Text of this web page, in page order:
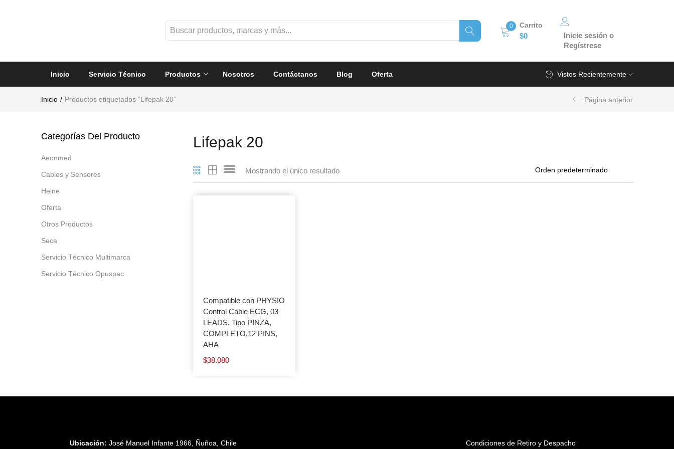
Inicie sesión o
Regístrese
0 Carrito
$0
Inicio Servicio Técnico Productos Nosotros Contáctanos Blog Oferta Vistos Recientemente
Inicio Productos etiquetados “Lifepak 20” Página anterior
Lifepak 20
Mostrando el único resultado
Compatible con PHYSIO
Control Cable ECG, 03
LEADS, Tipo PINZA,
COMPLETO,12 PINS,
AHA
$38.080
Categorías Del Producto
Aeonmed
Cables y Sensores
Heine
Oferta
Otros Productos
Seca
Servicio Técnico Multimarca
Servicio Técnico Opuspac
Ubicación: José Manuel Infante 1966, Ñuñoa, Chile Condiciones de Retiro y Despacho